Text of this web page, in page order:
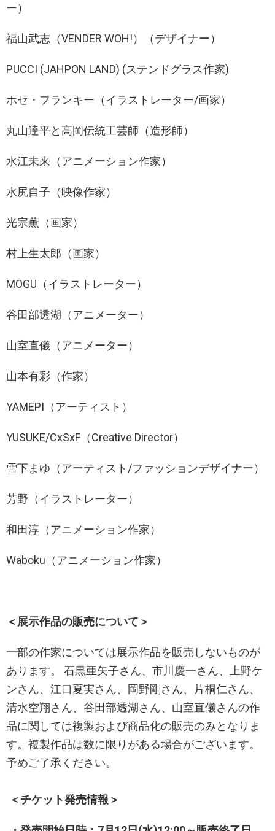
ー）
福山武志（VENDER WOH!）（デザイナー）
PUCCI (JAHPON LAND) (ステンドグラス作家)
ホセ・フランキー（イラストレーター/画家）
丸山達平と高岡伝統工芸師（造形師）
水江未来（アニメーション作家）
水尻自子（映像作家）
光宗薫（画家）
村上生太郎（画家）
MOGU（イラストレーター）
谷田部透湖（アニメーター）
山室直儀（アニメーター）
山本有彩（作家）
YAMEPI（アーティスト）
YUSUKE/CxSxF（Creative Director）
雪下まゆ（アーティスト/ファッションデザイナー）
芳野（イラストレーター）
和田淳（アニメーション作家）
Waboku（アニメーション作家）
＜展示作品の販売について＞
一部の作家については展示作品を販売しないものが
あります。 石黒亜矢子さん、市川慶一さん、上野ケ
ンさん、江口夏実さん、岡野剛さん、片桐仁さん、
清水空翔さん、谷田部透湖さん、山室直儀さんの作
品に関しては複製および商品化の販売のみとなりま
す。複製作品は数に限りがある場合がございます。
予めご了承ください。
＜チケット発売情報＞